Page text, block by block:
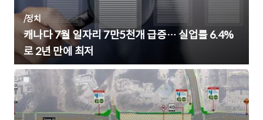
/정치
캐나다 7월 일자리 7만5천개 급증… 실업률 6.4%
로 2년 만에 최저